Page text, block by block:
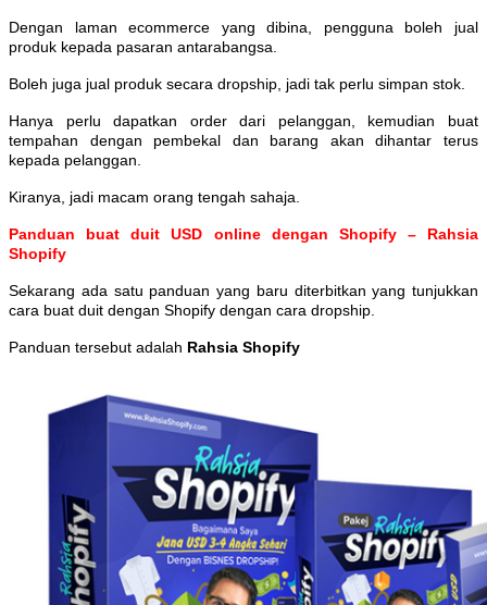
Dengan laman ecommerce yang dibina, pengguna boleh jual
produk kepada pasaran antarabangsa.
Boleh juga jual produk secara dropship, jadi tak perlu simpan stok.
Hanya perlu dapatkan order dari pelanggan, kemudian buat
tempahan dengan pembekal dan barang akan dihantar terus
kepada pelanggan.
Kiranya, jadi macam orang tengah sahaja.
Panduan buat duit USD online dengan Shopify – Rahsia
Shopify
Sekarang ada satu panduan yang baru diterbitkan yang tunjukkan
cara buat duit dengan Shopify dengan cara dropship.
Panduan tersebut adalah Rahsia Shopify